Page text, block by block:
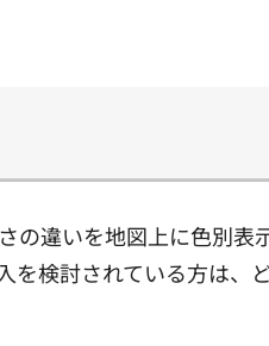
違いを地図上に色別表
検討されている方は、